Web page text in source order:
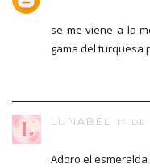
se me viene a la
gama del turquesa
LUNABEL 17
Adoro el esmeralda